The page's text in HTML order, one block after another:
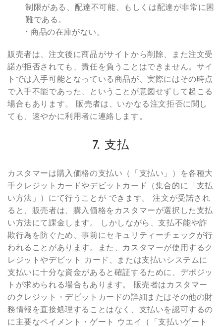
制限がある、配達不可能、もしくは配達が非常に困
難である。
• 商品の在庫がない。
販売者は、注文後に商品がサイトから削除、また注文受
諾が拒否されても、責任を負うことはできません。サイ
トでは入手可能となっている商品が、実際にはその時点
で入手不能であった、ということが意図せずして起こる
場合もあります。 販売者は、いかなる注文拒否に関し
ても、速やかに利用者に連絡します。
7. 支払
カスタマーは購入価格の支払い（「支払い」）を各種大
手クレジットカードやデビットカード（集合的に「支払
い方法」）にて行うことが できます。 注文が受諾され
ると、販売者は、購入価格をカスタマーが選択した支払
い方法にて課金します。 しかしながら、支払不能や詐
欺行為を防ぐため、事前にセキュリティーチェックが行
われることがあります。また、カスタマーが使用するク
レジットやデビット カード、または支払いシステムに
支払いに十分な資金があると確証するために、デポジッ
トが求められる場合もあります。 販売者はカスタマー
のクレジット・デビットカードの詳細またはその他の財
務情報を直接処理することはなく、支払いを認可するの
に主要なペイメント・ゲート ウエイ（「支払いゲート